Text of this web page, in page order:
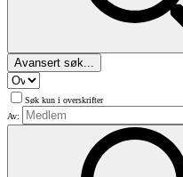
Avansert søk...
Søk kun i overskrifter
Av: